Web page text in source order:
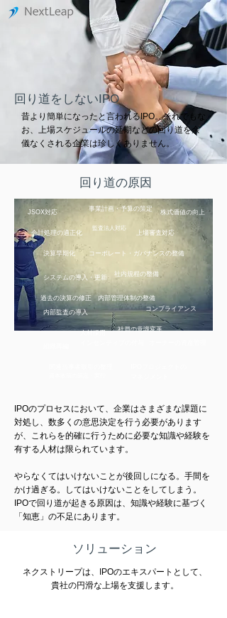
回り道の原因
事業計画・予算の策定 株式価値の向上
JSOX対応
​会計処理の適正化
監査法人対応
上場審査対応
決算早期化 ​コーポレート・ガバナンスの整備
システムの導入・更新 社内規程の整備
​過去の決算の修正
内部管理体制の整備
内部監査の導入
人材採用
​コンプライアンス
社員の意識変革
IPOのプロセスにおいて、企業はさまざまな課題に
対処し、数多くの意思決定を行う必要があります
が、これらを的確に行うために必要な知識や経験を
有する人材は限られています。
やらなくてはいけないことが後回しになる。手間を
かけ過ぎる。してはいけないことをしてしまう。
IPOで回り道が起きる原因は、知識や経験に基づく
「知恵」の不足にあります。
回り道をしないIPO
昔より簡単になったと言われるIPO。それでもな
お、 上場スケジュールの延期などの回り道を余
儀なくされる企業は珍しくありません。
ソリューション
​ネクストリープは、IPOのエキスパートとして、
貴社の円滑な上場を支援します。